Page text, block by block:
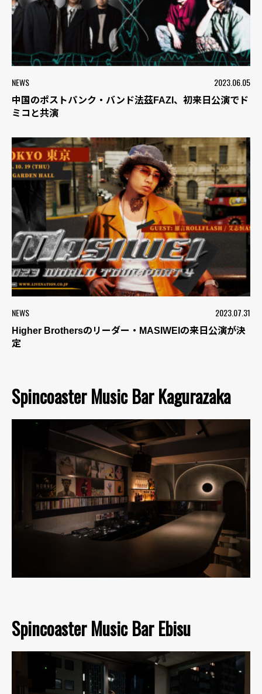
NEWS 2023.06.05
中国のポストパンク・バンド法茲FAZI、初来日公演でド
ミコと共演
NEWS 2023.07.31
Higher Brothersのリーダー・MASIWEIの来日公演が決
定
Spincoaster Music Bar Kagurazaka
Spincoaster Music Bar Ebisu